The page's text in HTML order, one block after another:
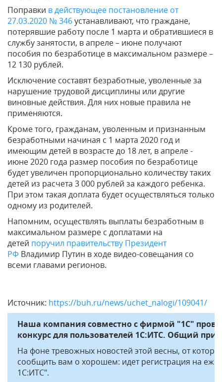
Поправки в действующее постановление от
27.03.2020 № 346устанавливают, что граждане,
потерявшие работу после 1 марта и обратившиеся в
службу занятости, в апреле – июне получают
пособия по безработице в максимальном размере –
12 130 рублей.
Исключение составят безработные, уволенные за
нарушение трудовой дисциплины или другие
виновные действия. Для них новые правила не
применяются.
Кроме того, гражданам, уволенным и признанным
безработными начиная с 1 марта 2020 год и
имеющим детей в возрасте до 18 лет, в апреле -
июне 2020 года размер пособия по безработице
будет увеличен пропорционально количеству таких
детей из расчета 3 000 рублей за каждого ребенка.
При этом такая доплата будет осуществляться только
одному из родителей.
Напомним, осуществлять выплаты безработным в
максимальном размере с доплатами на
детей поручил правительству Президент
РФ Владимир Путин в ходе видео-совещания со
всеми главами регионов.
Источник: https://buh.ru/news/uchet_nalogi/109041/
Наша компания совместно с фирмой "1С"
конкурс для пользователей 1С:ИТС. Общий
На фоне тревожных новостей этой весны, от
сообщить вам о хорошем: идет регистрация на
1С:ИТС".